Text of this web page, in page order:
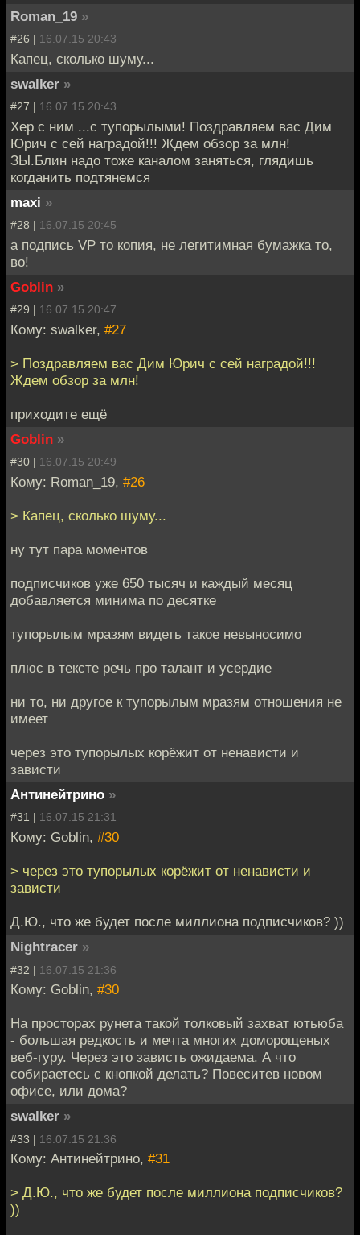
Roman_19 »
#26 | 16.07.15 20:43
Капец, сколько шуму...
swalker »
#27 | 16.07.15 20:43
Хер с ним ...с тупорылыми! Поздравляем вас Дим
Юрич с сей наградой!!! Ждем обзор за млн!
ЗЫ.Блин надо тоже каналом заняться, глядишь
когданить подтянемся
maxi »
#28 | 16.07.15 20:45
а подпись VP то копия, не легитимная бумажка то,
во!
Goblin »
#29 | 16.07.15 20:47
Кому: swalker, #27
> Поздравляем вас Дим Юрич с сей наградой!!!
Ждем обзор за млн!
приходите ещё
Goblin »
#30 | 16.07.15 20:49
Кому: Roman_19, #26
> Капец, сколько шуму...
ну тут пара моментов
подписчиков уже 650 тысяч и каждый месяц
добавляется минима по десятке
тупорылым мразям видеть такое невыносимо
плюс в тексте речь про талант и усердие
ни то, ни другое к тупорылым мразям отношения не
имеет
через это тупорылых корёжит от ненависти и
зависти
Антинейтрино »
#31 | 16.07.15 21:31
Кому: Goblin, #30
> через это тупорылых корёжит от ненависти и
зависти
Д.Ю., что же будет после миллиона подписчиков? ))
Nightracer »
#32 | 16.07.15 21:36
Кому: Goblin, #30
На просторах рунета такой толковый захват ютьюба
- большая редкость и мечта многих доморощеных
веб-гуру. Через это зависть ожидаема. А что
собираетесь с кнопкой делать? Повеситев новом
офисе, или дома?
swalker »
#33 | 16.07.15 21:36
Кому: Антинейтрино, #31
> Д.Ю., что же будет после миллиона подписчиков?
))